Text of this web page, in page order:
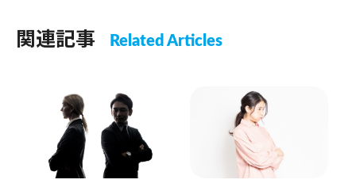
関連記事 Related Articles